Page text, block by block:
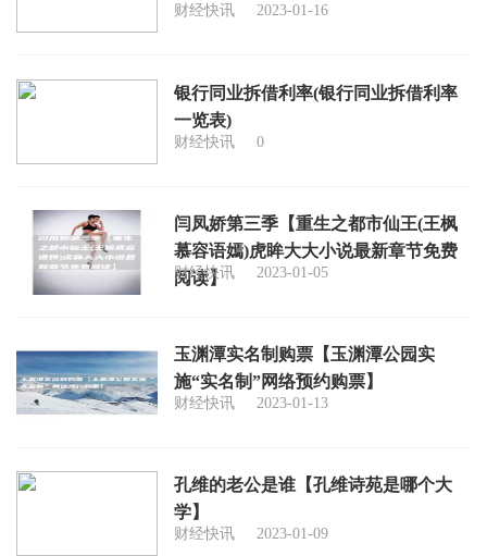
财经快讯 2023-01-16
银行同业拆借利率(银行同业拆借利率
一览表)
财经快讯 0
闫凤娇第三季【重生之都市仙王(王枫
慕容语嫣)虎眸大大小说最新章节免费
阅读】
财经快讯 2023-01-05
玉渊潭实名制购票【玉渊潭公园实
施“实名制”网络预约购票】
财经快讯 2023-01-13
孔维的老公是谁【孔维诗苑是哪个大
学】
财经快讯 2023-01-09